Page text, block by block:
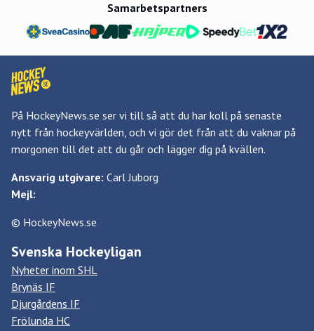
Samarbetspartners
På HockeyNews.se ser vi till så att du har koll på senaste
nytt från hockeyvärlden, och vi gör det från att du vaknar på
morgonen till det att du går och lägger dig på kvällen.
Ansvarig utgivare: Carl Juborg
Mejl:
© HockeyNews.se
Svenska Hockeyligan
Nyheter inom SHL
Brynäs IF
Djurgårdens IF
Frölunda HC